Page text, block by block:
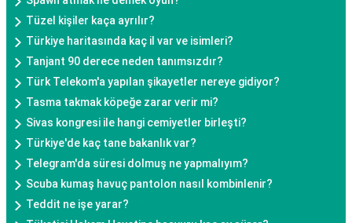
Tüzel kişiler kaça ayrılır?
Türkiye haritasında kaç il var ve isimleri?
Tanjant 90 derece neden tanımsızdır?
Türk Telekom'a yapılan şikayetler nereye gidiyor?
Tasma takmak köpeğe zarar verir mi?
Sivas kongresi ile hangi cemiyetler birleşti?
Türkiye'de kaç tane bakanlık var?
Telegram'da süresi dolmuş ne yapmalıyım?
Scuba kumaş havuç pantolon nasıl kombinlenir?
Teddit ne işe yarar?